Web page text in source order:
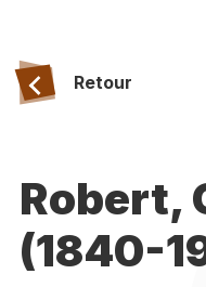
Retour
Robert,
(1840-